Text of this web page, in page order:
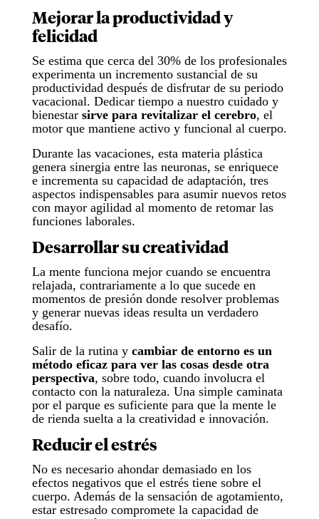
Mejorar la productividad y
felicidad
Se estima que cerca del 30% de los profesionales
experimenta un incremento sustancial de su
productividad después de disfrutar de su periodo
vacacional. Dedicar tiempo a nuestro cuidado y
bienestar sirve para revitalizar el cerebro, el
motor que mantiene activo y funcional al cuerpo.
Durante las vacaciones, esta materia plástica
genera sinergia entre las neuronas, se enriquece
e incrementa su capacidad de adaptación, tres
aspectos indispensables para asumir nuevos retos
con mayor agilidad al momento de retomar las
funciones laborales.
Desarrollar su creatividad
La mente funciona mejor cuando se encuentra
relajada, contrariamente a lo que sucede en
momentos de presión donde resolver problemas
y generar nuevas ideas resulta un verdadero
desafío.
Salir de la rutina y cambiar de entorno es un
método eficaz para ver las cosas desde otra
perspectiva, sobre todo, cuando involucra el
contacto con la naturaleza. Una simple caminata
por el parque es suficiente para que la mente le
de rienda suelta a la creatividad e innovación.
Reducir el estrés
No es necesario ahondar demasiado en los
efectos negativos que el estrés tiene sobre el
cuerpo. Además de la sensación de agotamiento,
estar estresado compromete la capacidad de